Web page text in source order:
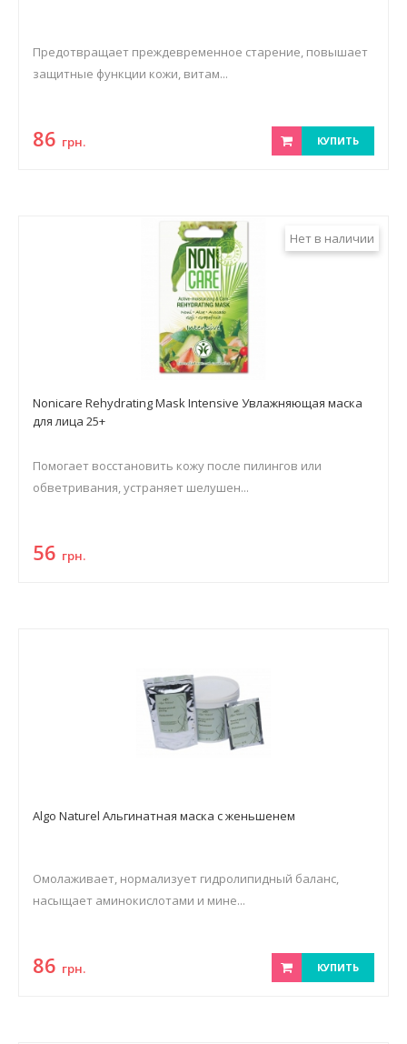
Предотвращает преждевременное старение, повышает
защитные функции кожи, витам...
86 грн. КУПИТЬ
Нет в наличии
Nonicare Rehydrating Mask Intensive Увлажняющая маска
для лица 25+
Помогает восстановить кожу после пилингов или
обветривания, устраняет шелушен...
56 грн.
Algo Naturel Альгинатная маска с женьшенем
Омолаживает, нормализует гидролипидный баланс,
насыщает аминокислотами и мине...
86 грн. КУПИТЬ